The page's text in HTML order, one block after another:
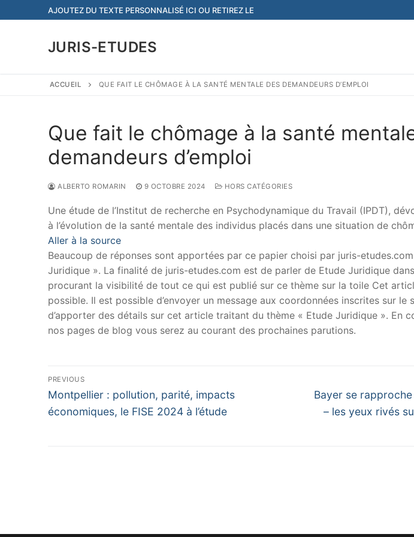
au
AJOUTEZ DU TEXTE PERSONNALISÉ ICI OU RETIREZ LE
JURIS-ETUDES
ACCUEIL QUE FAIT LE CHÔMAGE À LA SANTÉ MENTALE DES DEMANDEURS D’EMPLOI
Que fait le chômage à la santé
demandeurs d’emploi
ALBERTO ROMARIN 9 OCTOBRE 2024 HORS CATÉGORIES
Une étude de l’Institut de recherche en Psychodynamique du Travail (IPDT),
à l’évolution de la santé mentale des individus placés dans une situation de
Aller à la source
Beaucoup de réponses sont apportées par ce papier choisi par juris-
Juridique ». La finalité de juris-etudes.com est de parler de Etude Juridique
procurant la visibilité de tout ce qui est publié sur ce thème sur la toile Cet
possible. Il est possible d’envoyer un message aux coordonnées inscrites sur le
d’apporter des détails sur cet article traitant du thème « Etude Juridique ». En
nos pages de blog vous serez au courant des prochaines parutions.
Navigation
de
l’article
PREVIOUS
Previous
post:
Montpellier : pollution, parité, impacts
économiques, le FISE 2024 à l’étude
Next
post:
Bayer se
– les yeux rivés